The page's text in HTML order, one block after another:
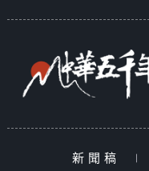
新聞稿 |